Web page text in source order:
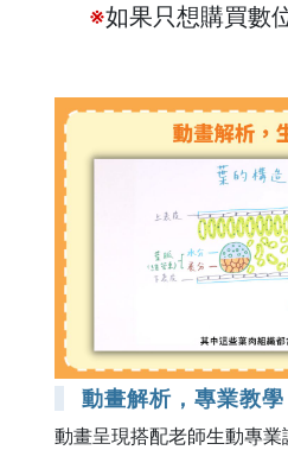
※如果只想購買數
動畫解析，專業教學
動畫呈現搭配老師生動專